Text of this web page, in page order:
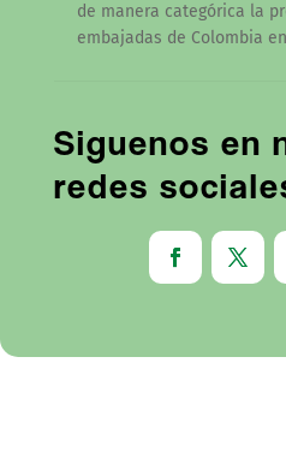
de manera categórica la
embajadas de Colombia
Siguenos en
redes